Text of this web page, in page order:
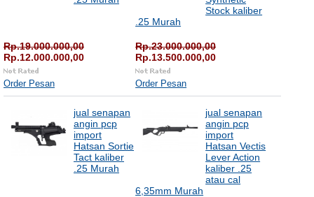
Rp.19.000.000,00
Rp.12.000.000,00
Order Pesan
Stock kaliber
.25 Murah
Rp.23.000.000,00
Rp.13.500.000,00
Order Pesan
jual senapan
angin pcp
import
Hatsan Sortie
Tact kaliber
.25 Murah
jual senapan
angin pcp
import
Hatsan Vectis
Lever Action
kaliber .25
atau cal
6,35mm Murah